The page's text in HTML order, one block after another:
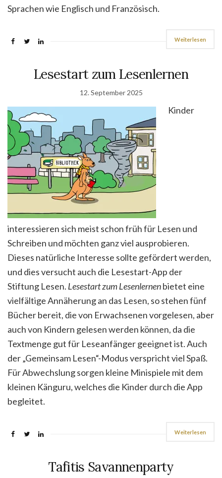
Sprachen wie Englisch und Französisch.
Weiterlesen
Lesestart zum Lesenlernen
12. September 2025
Kinder
interessieren sich meist schon früh für Lesen und
Schreiben und möchten ganz viel ausprobieren.
Dieses natürliche Interesse sollte gefördert werden,
und dies versucht auch die Lesestart-App der
Stiftung Lesen. Lesestart zum Lesenlernenbietet eine
vielfältige Annäherung an das Lesen, so stehen fünf
Bücher bereit, die von Erwachsenen vorgelesen, aber
auch von Kindern gelesen werden können, da die
Textmenge gut für Leseanfänger geeignet ist. Auch
der „Gemeinsam Lesen“-Modus verspricht viel Spaß.
Für Abwechslung sorgen kleine Minispiele mit dem
kleinen Känguru, welches die Kinder durch die App
begleitet.
Weiterlesen
Tafitis Savannenparty